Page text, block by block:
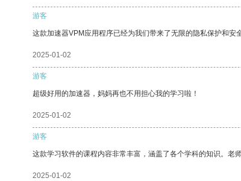
游客
这款加速器VPM应用程序已经为我们带来了无限的隐私保护和安
2025-01-02
游客
超级好用的加速器，妈妈再也不用担心我的学习啦！
2025-01-02
游客
这款学习软件的课程内容非常丰富，涵盖了各个学科的知识。老
2025-01-02